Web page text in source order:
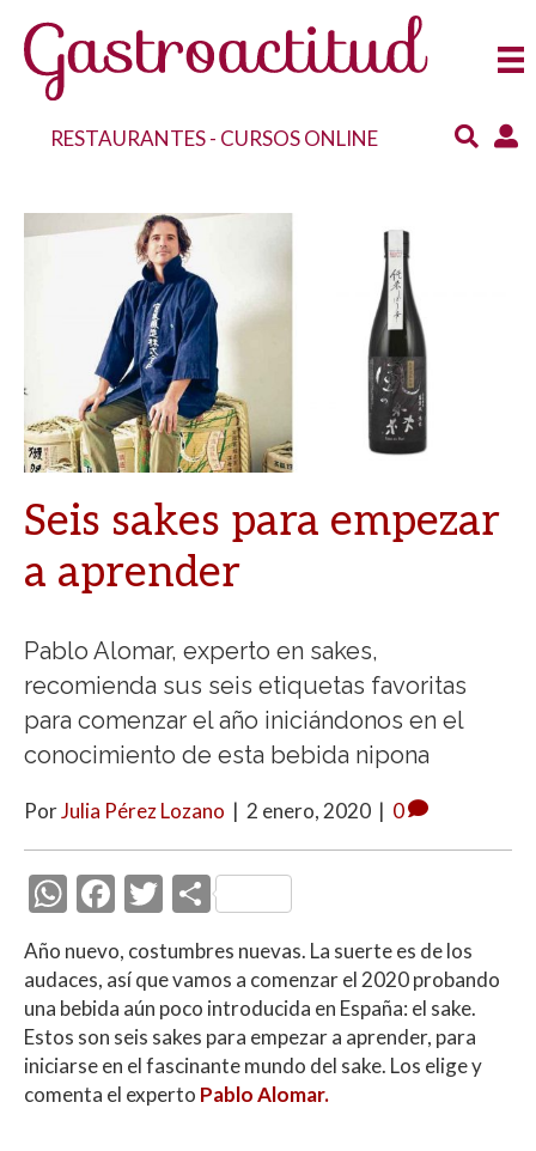
RESTAURANTES- CURSOS ONLINE
Seis sakes para empezar
a aprender
Pablo Alomar, experto en sakes,
recomienda sus seis etiquetas favoritas
para comenzar el año iniciándonos en el
conocimiento de esta bebida nipona
PorJulia Pérez Lozano | 2 enero, 2020 | 0
W
at
s
A
p
F
e
b
o
o
T
itt
er
C
m
p
ar
ti
Año nuevo, costumbres nuevas. La suerte es de los
audaces, así que vamos a comenzar el 2020 probando
una bebida aún poco introducida en España: el sake.
Estos son seis sakes para empezar a aprender, para
iniciarse en el fascinante mundo del sake. Los elige y
comenta el experto Pablo Alomar.